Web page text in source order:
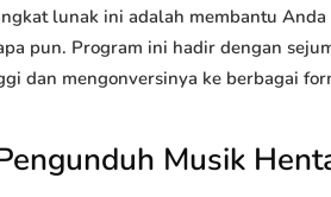
lunak ini adalah membantu
pun. Program ini hadir dengan
dan mengonversinya ke berbagai
Musik